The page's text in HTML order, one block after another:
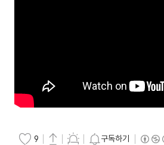
9 구독하기